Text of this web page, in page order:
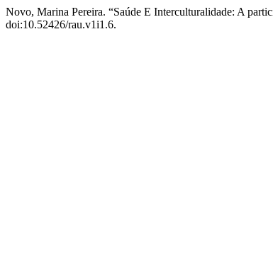
Novo, Marina Pereira. “Saúde E Interculturalidade: A
doi:10.52426/rau.v1i1.6.